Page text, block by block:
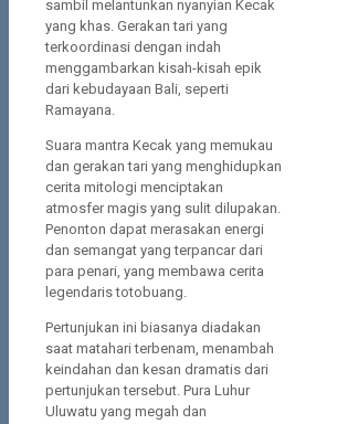
sambil melantunkan nyanyian Kecak
yang khas. Gerakan tari yang
terkoordinasi dengan indah
menggambarkan kisah-kisah epik
dari kebudayaan Bali, seperti
Ramayana.
Suara mantra Kecak yang memukau
dan gerakan tari yang menghidupkan
cerita mitologi menciptakan
atmosfer magis yang sulit dilupakan.
Penonton dapat merasakan energi
dan semangat yang terpancar dari
para penari, yang membawa cerita
legendaris totobuang.
Pertunjukan ini biasanya diadakan
saat matahari terbenam, menambah
keindahan dan kesan dramatis dari
pertunjukan tersebut. Pura Luhur
Uluwatu yang megah dan